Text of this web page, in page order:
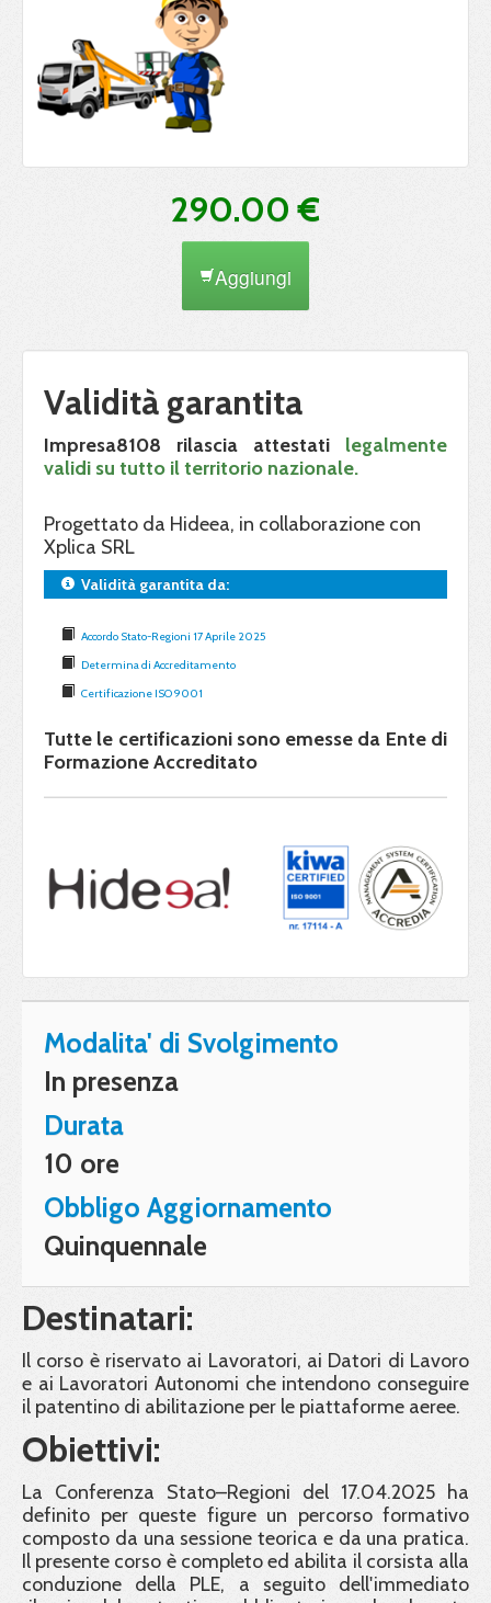
290.00 €
Aggiungi
Validità garantita
Impresa8108 rilascia attestati legalmente
validi su tutto il territorio nazionale.
Progettato da Hideea, in collaborazione con
Xplica SRL
Validità garantita da:
Accordo Stato-Regioni 17 Aprile 2025
Determina di Accreditamento
Certificazione ISO 9001
Tutte le certificazioni sono emesse da Ente di
Formazione Accreditato
Modalita' di Svolgimento
In presenza
Durata
10 ore
Obbligo Aggiornamento
Quinquennale
Destinatari:
Il corso è riservato ai Lavoratori, ai Datori di Lavoro
e ai Lavoratori Autonomi che intendono conseguire
il patentino di abilitazione per le piattaforme aeree.
Obiettivi:
La Conferenza Stato–Regioni del 17.04.2025 ha
definito per queste figure un percorso formativo
composto da una sessione teorica e da una pratica.
Il presente corso è completo ed abilita il corsista alla
conduzione della PLE, a seguito dell'immediato